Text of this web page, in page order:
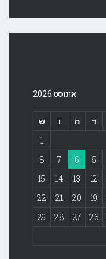
אוגוסט 2026
ד ה ו
ש
1
5
6
7
8
12
13
14
15
19
20
21
22
26
27
28
29